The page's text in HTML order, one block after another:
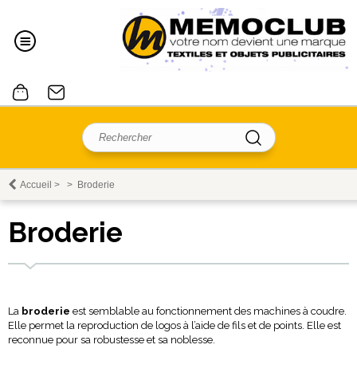
Accueil > > Broderie
Broderie
La broderie est semblable au fonctionnement des machines à coudre.
Elle permet la reproduction de logos à l’aide de fils et de points. Elle est
reconnue pour sa robustesse et sa noblesse.